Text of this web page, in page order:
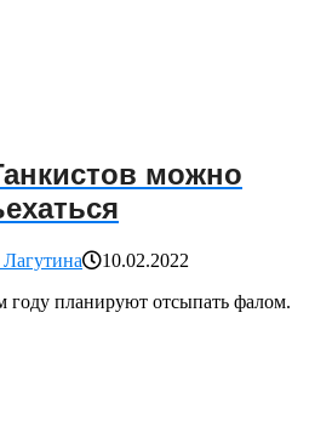
можно
10.02.2022
году планируют отсыпать фалом.